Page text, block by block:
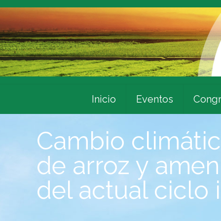
Inicio Eventos
Cambio
de arroz y
del actual ciclo